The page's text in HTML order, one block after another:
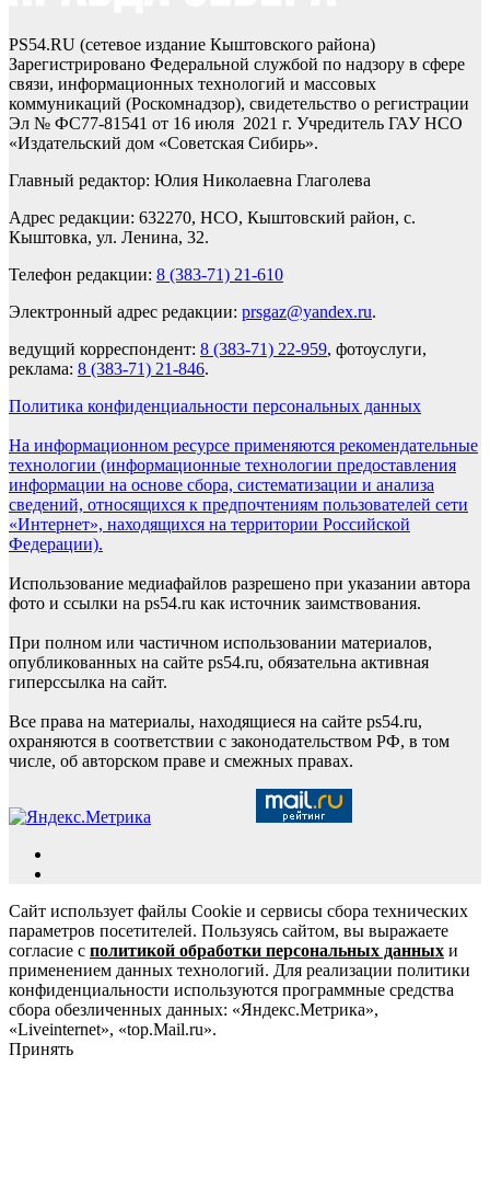
PS54.RU (сетевое издание Кыштовского района)
Зарегистрировано Федеральной службой по надзору в сфере
связи, информационных технологий и массовых
коммуникаций (Роскомнадзор), свидетельство о регистрации
Эл № ФС77-81541 от 16 июля 2021 г. Учредитель ГАУ НСО
«Издательский дом «Советская Сибирь».
Главный редактор: Юлия Николаевна Глаголева
Адрес редакции: 632270, НСО, Кыштовский район, с.
Кыштовка, ул. Ленина, 32.
Телефон редакции: 8 (383-71) 21-610
Электронный адрес редакции: prsgaz@yandex.ru.
ведущий корреспондент: 8 (383-71) 22-959, фотоуслуги,
реклама: 8 (383-71) 21-846.
Политика конфиденциальности персональных данных
На информационном ресурсе применяются рекомендательные
технологии (информационные технологии предоставления
информации на основе сбора, систематизации и анализа
сведений, относящихся к предпочтениям пользователей сети
«Интернет», находящихся на территории Российской
Федерации).
Использование медиафайлов разрешено при указании автора
фото и ссылки на ps54.ru как источник заимствования.
При полном или частичном использовании материалов,
опубликованных на сайте ps54.ru, обязательна активная
гиперссылка на сайт.
Все права на материалы, находящиеся на сайте ps54.ru,
охраняются в соответствии с законодательством РФ, в том
числе, об авторском праве и смежных правах.
Сайт использует файлы Cookie и сервисы сбора технических
параметров посетителей. Пользуясь сайтом, вы выражаете
согласие с политикой обработки персональных данных и
применением данных технологий. Для реализации политики
конфиденциальности используются программные средства
сбора обезличенных данных: «Яндекс.Метрика»,
«Liveinternet», «top.Mail.ru».
Принять